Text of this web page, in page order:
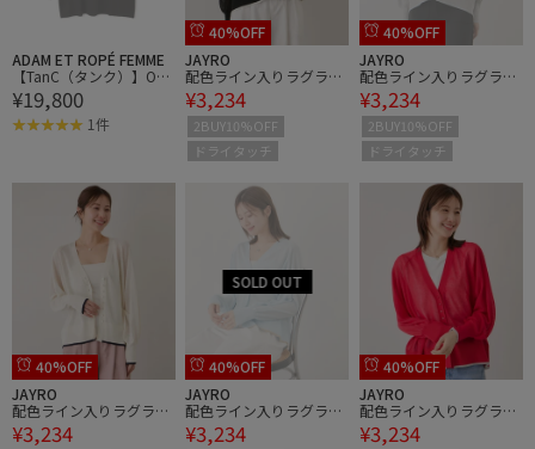
ADAM ET ROPÉ FEMME
【TanC（タンク）】ONE
HOLE ASYM TEE
¥19,800
1件
40%OFF
JAYRO
配色ライン入りラグラン
カーディガン
¥3,234
2BUY10%OFF
ドライタッチ
40%OFF
JAYRO
配色ライン入りラグラン
カーディガン
¥3,234
2BUY10%OFF
ドライタッチ
40%OFF
JAYRO
配色ライン入りラグラン
カーディガン
¥3,234
40%OFF
JAYRO
配色ライン入りラグラン
カーディガン
¥3,234
40%OFF
JAYRO
配色ライン入りラグラン
カーディガン
¥3,234